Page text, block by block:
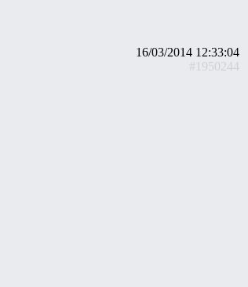
16/03/2014 12:33:04
#1950244